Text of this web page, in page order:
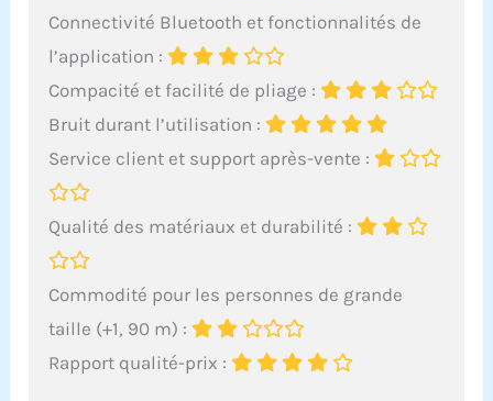
Connectivité Bluetooth et fonctionnalités de
l’application :
Compacité et facilité de pliage :
Bruit durant l’utilisation :
Service client et support après-vente :
Qualité des matériaux et durabilité :
Commodité pour les personnes de grande
taille (+1, 90 m) :
Rapport qualité-prix :